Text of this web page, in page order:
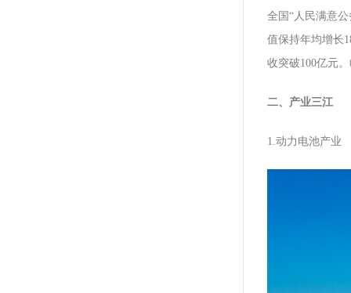
全国“人民满意
值保持年均增长
收突破100亿元
二、产业三江
1.动力电池产业